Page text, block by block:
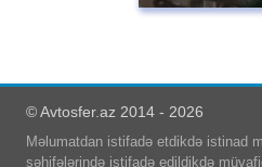
© Avtosfer.az 2014 - 2026
Məlumatdan istifadə etdikdə istinad
səhifələrində istifadə edildikdə